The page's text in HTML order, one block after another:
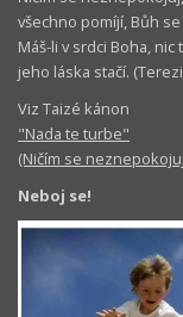
všechno pomíjí, Bůh
Máš-li v srdci Boha, nic
jeho láska stačí.
Viz Taizé kánon
"Nada te turbe"
(Ničím se
Neboj se!